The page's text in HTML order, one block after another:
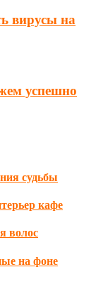
вирусы на
успешно
судьбы
кафе
волос
на фоне